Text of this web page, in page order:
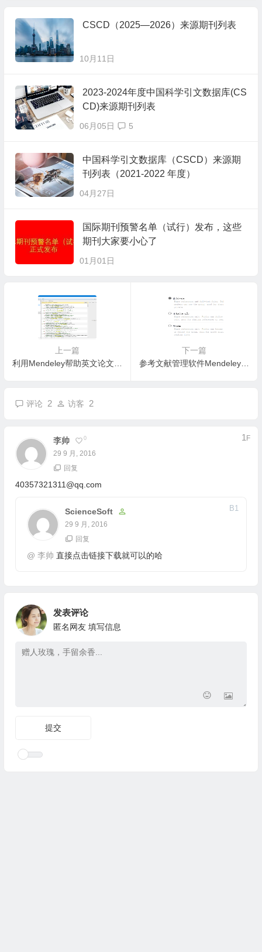
CSCD（2025—2026）来源期刊列表
10月11日
2023-2024年度中国科学引文数据库(CS
CD)来源期刊列表
06月05日 5
中国科学引文数据库（CSCD）来源期
刊列表（2021-2022 年度）
04月27日
国际期刊预警名单（试行）发布，这些
期刊大家要小心了
01月01日
上一篇
下一篇
参考文献管理软件Mendeley的高级应用教程
评论 2 访客 2
李帅 0
29 9 月, 2016
1 F
回复
40357321311@qq.com
ScienceSoft
29 9 月, 2016
B1
回复
@ 李帅 直接点击链接下载就可以的哈
发表评论
匿名网友 填写信息